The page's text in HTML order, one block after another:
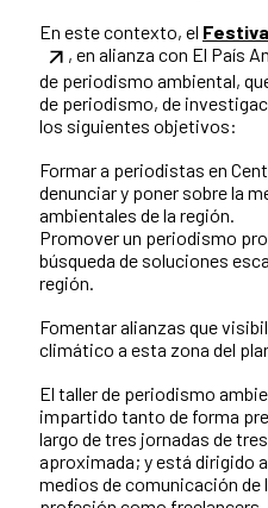
En este contexto, el
, en alianza con El País
de periodismo ambiental,
de periodismo, de
los siguientes objetivos:
Formar a periodistas en
denunciar y poner sobre la
ambientales de la región.
Promover un periodismo
búsqueda de soluciones
región.
Fomentar alianzas que
climático a esta zona del
El taller de periodismo
impartido tanto de forma
largo de tres jornadas de
aproximada; y está dirigido
medios de comunicación de